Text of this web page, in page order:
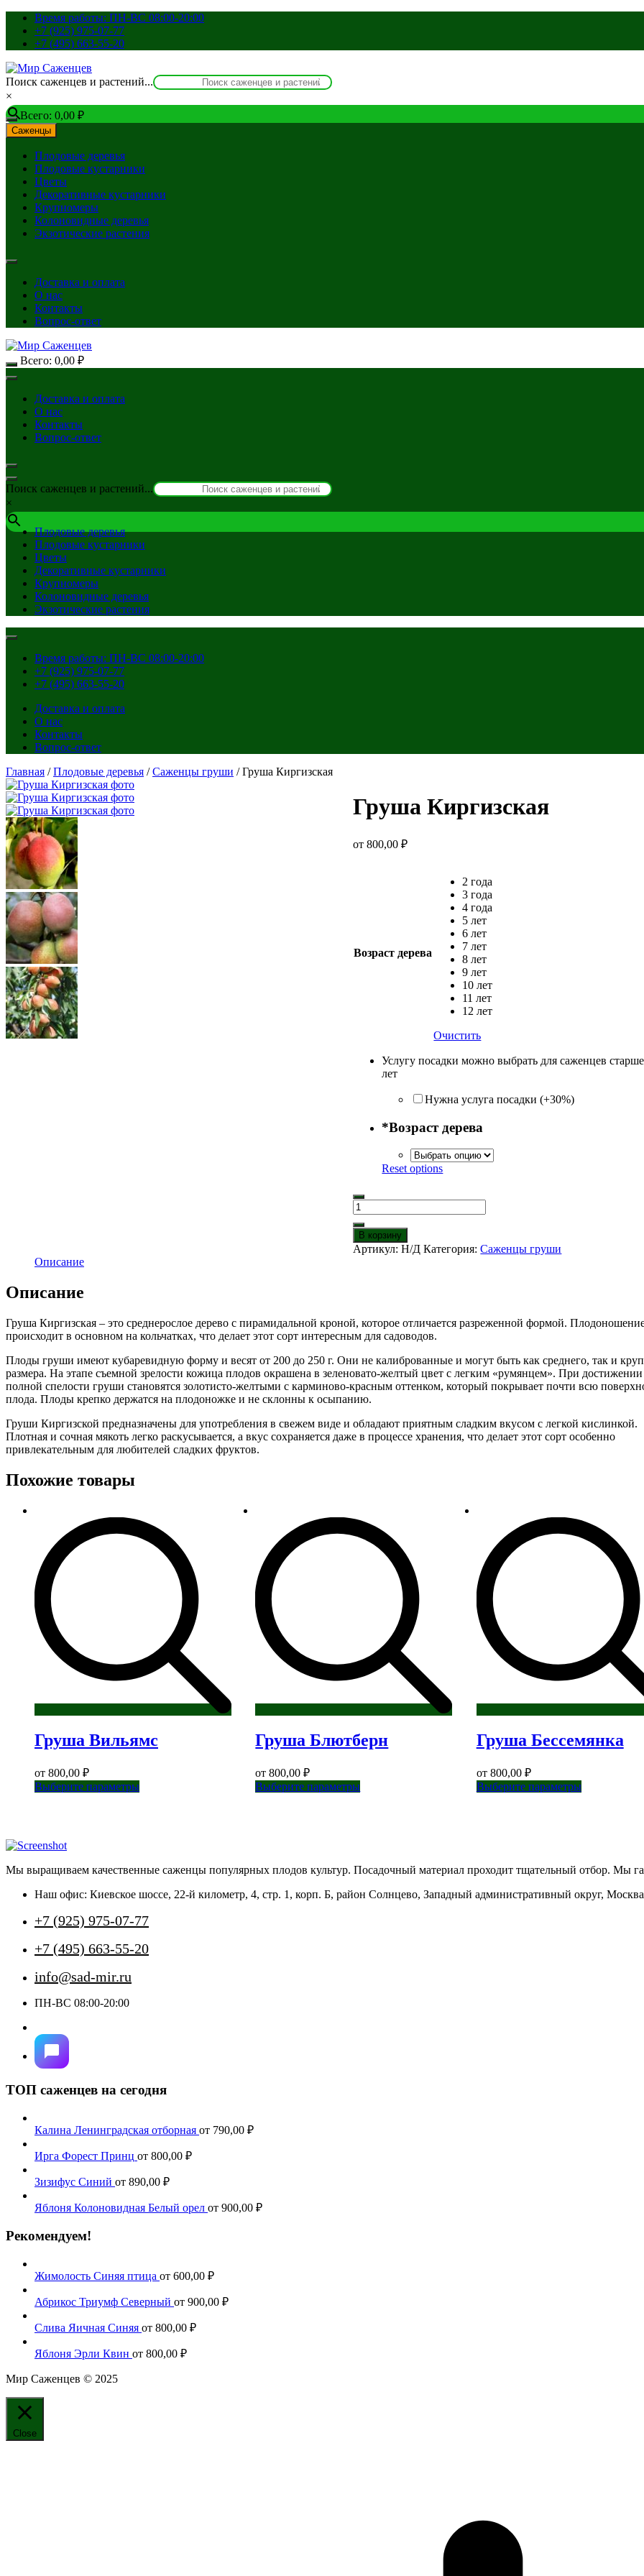
Перейти
содержимому
Время работы: ПН-ВС 08:00-20:00
+7 (925) 975-07-77
+7 (495) 663-55-20
Поиск саженцев и растений...
×
Всего: 0,00 ₽
Саженцы
Плодовые деревья
Плодовые кустарники
Цветы
Декоративные кустарники
Крупномеры
Колоновидные деревья
Экзотические растения
Доставка и оплата
О нас
Контакты
Вопрос-ответ
Всего: 0,00 ₽
Доставка и оплата
О нас
Контакты
Вопрос-ответ
Поиск саженцев и растений...
×
Плодовые деревья
Плодовые кустарники
Цветы
Декоративные кустарники
Крупномеры
Колоновидные деревья
Экзотические растения
Время работы: ПН-ВС 08:00-20:00
+7 (925) 975-07-77
+7 (495) 663-55-20
Доставка и оплата
О нас
Контакты
Вопрос-ответ
Главная /Плодовые деревья /Саженцы груши / Груша Киргизская
Груша Киргизская
от800,00₽
Возраст дерева
2 года
3 года
4 года
5 лет
6 лет
7 лет
8 лет
9 лет
10 лет
11 лет
12 лет
Очистить
Услугу посадки можно выбрать для саженцев
лет
Нужна услуга посадки (+30%)
*Возраст дерева
Reset options
Количество
товара
Груша
Киргизская
В корзину
Артикул:Н/Д Категория:Саженцы груши
Описание
Описание
Груша Киргизская – это среднерослое дерево с пирамидальной кроной, которое отличается разреженной формой.
происходит в основном на кольчатках, что делает этот сорт интересным для садоводов.
Плоды груши имеют кубаревидную форму и весят от 200 до 250 г. Они не калиброванные и могут быть как среднего, так и
размера. На этапе съемной зрелости кожица плодов окрашена в зеленовато-желтый цвет с легким «румянцем». При достижении
полной спелости груши становятся золотисто-желтыми с карминово-красным оттенком, который покрывает почти всю
плода. Плоды крепко держатся на плодоножке и не склонны к осыпанию.
Груши Киргизской предназначены для употребления в свежем виде и обладают приятным сладким вкусом с легкой кислинкой.
Плотная и сочная мякоть легко раскусывается, а вкус сохраняется даже в процессе хранения, что делает этот сорт особенно
привлекательным для любителей сладких фруктов.
Похожие товары
Груша Вильямс
от 800,00 ₽
Выберите параметрыЭтот
выбрать
странице
товара.
Груша Блютберн
от800,00₽
Выберите параметрыЭтот
можно
выбрать
на
странице
Груша Бессемянка
от 800,00 ₽
Выберите параметрыЭтот
можно
выбрать
странице
Мы выращиваем качественные саженцы популярных плодов культур. Посадочный материал проходит тщательный отбор. Мы
Наш офис: Киевское шоссе, 22-й километр, 4, стр. 1, корп. Б, район Солнцево, Западный административный округ, Москва
+7 (925) 975-07-77
+7 (495) 663-55-20
info@sad-mir.ru
ПН-ВС 08:00-20:00
ТОП саженцев на сегодня
Калина Ленинградская отборная от 790,00 ₽
Ирга Форест Принц от 800,00 ₽
Зизифус Синий от 890,00 ₽
Яблоня Колоновидная Белый орел от 900,00 ₽
Рекомендуем!
Жимолость Синяя птица от 600,00 ₽
Абрикос Триумф Северный от 900,00 ₽
Слива Яичная Синяя от 800,00 ₽
Яблоня Эрли Квин от 800,00 ₽
Мир Саженцев © 2025
Close